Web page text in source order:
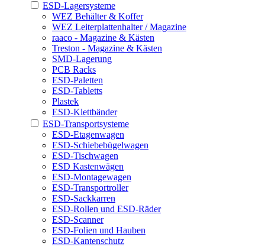
ESD-Lagersysteme
WEZ Behälter & Koffer
WEZ Leiterplattenhalter / Magazine
raaco - Magazine & Kästen
Treston - Magazine & Kästen
SMD-Lagerung
PCB Racks
ESD-Paletten
ESD-Tabletts
Plastek
ESD-Klettbänder
ESD-Transportsysteme
ESD-Etagenwagen
ESD-Schiebebügelwagen
ESD-Tischwagen
ESD Kastenwägen
ESD-Montagewagen
ESD-Transportroller
ESD-Sackkarren
ESD-Rollen und ESD-Räder
ESD-Scanner
ESD-Folien und Hauben
ESD-Kantenschutz